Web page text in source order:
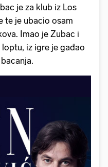
je za klub iz Los
te je ubacio osam
Imao je Zubac i
iz igre je gađao